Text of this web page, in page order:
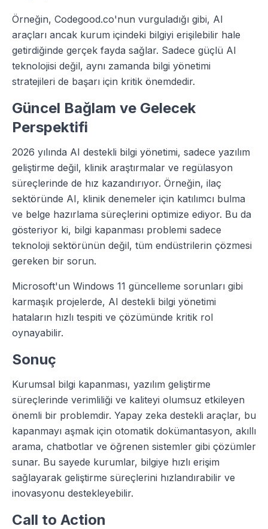
Örneğin, Codegood.co'nun vurguladığı gibi, AI
araçları ancak kurum içindeki bilgiyi erişilebilir hale
getirdiğinde gerçek fayda sağlar. Sadece güçlü AI
teknolojisi değil, aynı zamanda bilgi yönetimi
stratejileri de başarı için kritik önemdedir.
Güncel Bağlam ve Gelecek
Perspektifi
2026 yılında AI destekli bilgi yönetimi, sadece yazılım
geliştirme değil, klinik araştırmalar ve regülasyon
süreçlerinde de hız kazandırıyor. Örneğin, ilaç
sektöründe AI, klinik denemeler için katılımcı bulma
ve belge hazırlama süreçlerini optimize ediyor. Bu da
gösteriyor ki, bilgi kapanması problemi sadece
teknoloji sektörünün değil, tüm endüstrilerin çözmesi
gereken bir sorun.
Microsoft'un Windows 11 güncelleme sorunları gibi
karmaşık projelerde, AI destekli bilgi yönetimi
hataların hızlı tespiti ve çözümünde kritik rol
oynayabilir.
Sonuç
Kurumsal bilgi kapanması, yazılım geliştirme
süreçlerinde verimliliği ve kaliteyi olumsuz etkileyen
önemli bir problemdir. Yapay zeka destekli araçlar, bu
kapanmayı aşmak için otomatik dokümantasyon, akıllı
arama, chatbotlar ve öğrenen sistemler gibi çözümler
sunar. Bu sayede kurumlar, bilgiye hızlı erişim
sağlayarak geliştirme süreçlerini hızlandırabilir ve
inovasyonu destekleyebilir.
Call to Action